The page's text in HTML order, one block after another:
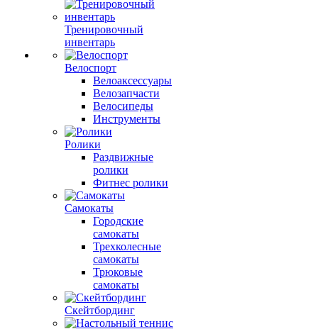
Тренировочный
инвентарь
Велоспорт
Велоаксессуары
Велозапчасти
Велосипеды
Инструменты
Ролики
Раздвижные
ролики
Фитнес ролики
Самокаты
Городские
самокаты
Трехколесные
самокаты
Трюковые
самокаты
Скейтбординг